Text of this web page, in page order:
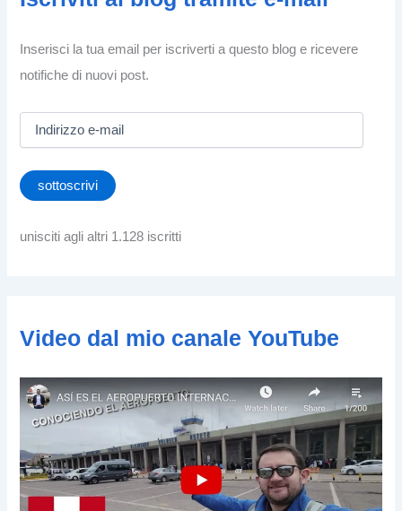
Inserisci la tua email per iscriverti a questo blog e ricevere
notifiche di nuovi post.
r
z
a
sottoscrivi
unisciti agli altri 1.128 iscritti
Video dal mio canale YouTube